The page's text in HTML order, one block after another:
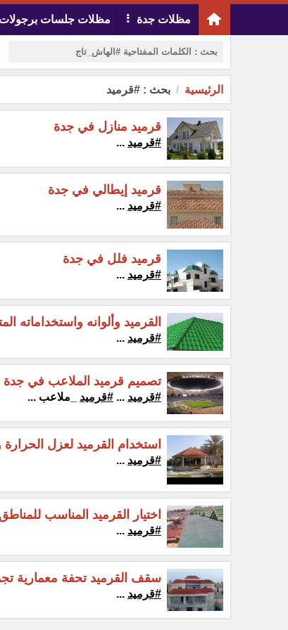
مظلات جدة مظلات جلسات برجولات
الرئيسية بحث : #قرميد
قرميد منازل في جدة
#قرميد ...
قرميد إيطالي في جدة
#قرميد ...
قرميد فلل في جدة
#قرميد ...
القرميد وألوانه واستخداماته
#قرميد ...
تصميم قرميد الملاعب في جدة
#قرميد ... #قرميد _ملاعب ...
استخدام القرميد لعزل
#قرميد ...
اختيار القرميد المناسب
#قرميد ...
سقف القرميد تحفة معمارية
#قرميد ...